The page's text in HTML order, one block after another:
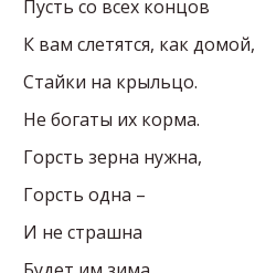
Пусть со всех концов
К вам слетятся, как домой,
Стайки на крыльцо.
Не богаты их корма.
Горсть зерна нужна,
Горсть одна –
И не страшна